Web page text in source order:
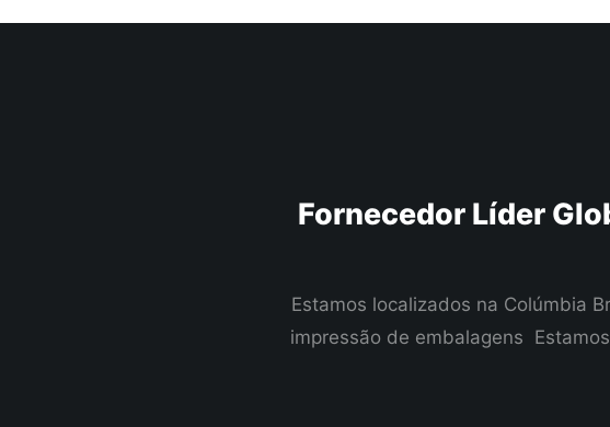
Fornecedor Líder
Estamos localizados na Colúmbia
impressão de embalagens